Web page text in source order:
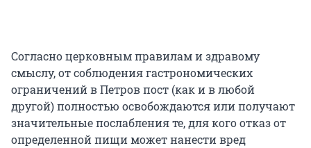
Согласно церковным правилам и здравому
смыслу, от соблюдения гастрономических
ограничений в Петров пост (как и в любой
другой) полностью освобождаются или получают
значительные послабления те, для кого отказ от
определенной пищи может нанести вред